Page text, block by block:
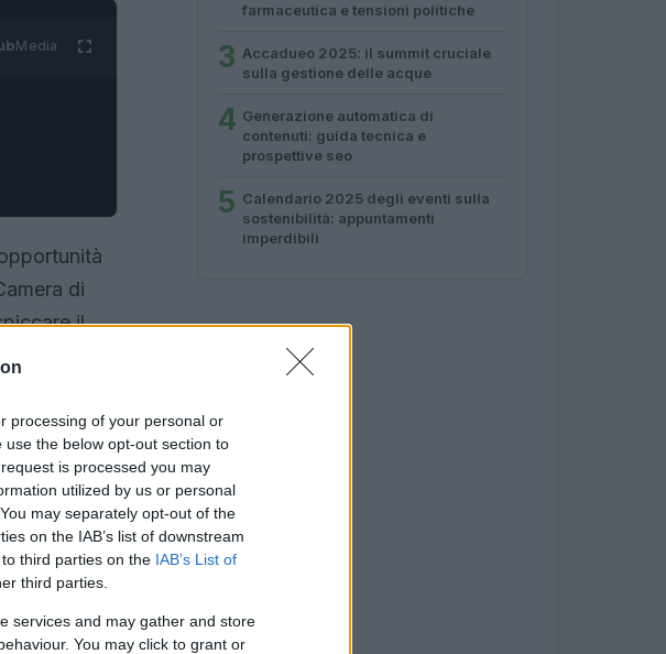
processing of your personal or
the below opt-out section to
is processed you may
utilized by us or personal
may separately opt-out of the
on the IAB’s list of downstream
third parties on the IAB’s List of
third parties.
services and may gather and store
You may click to grant or
Media
di
il
perché
settore,
farmaceutica e tensioni politiche
3 Accadueo 2025: il summit cruciale
sulla gestione delle acque
4 Generazione automatica di
contenuti: guida tecnica e
prospettive seo
5 Calendario 2025 degli eventi sulla
sostenibilità: appuntamenti
imperdibili